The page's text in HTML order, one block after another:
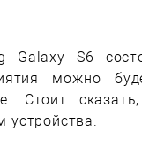
Galaxy S6
можно
Стоит
устройства.